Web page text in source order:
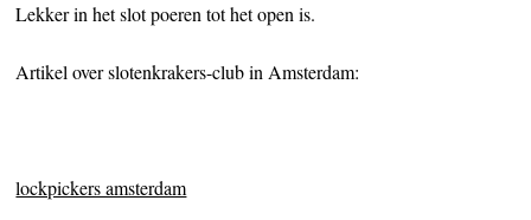
Lekker in het slot poeren tot het open is.
Artikel over slotenkrakers-club in Amsterdam:
lockpickers amsterdam